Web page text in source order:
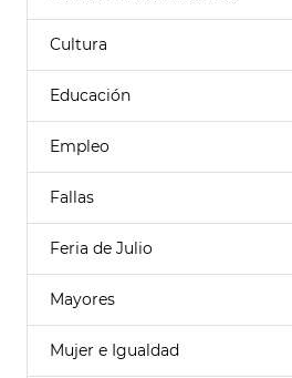
Cultura
Educación
Empleo
Fallas
Feria de Julio
Mayores
Mujer e Igualdad